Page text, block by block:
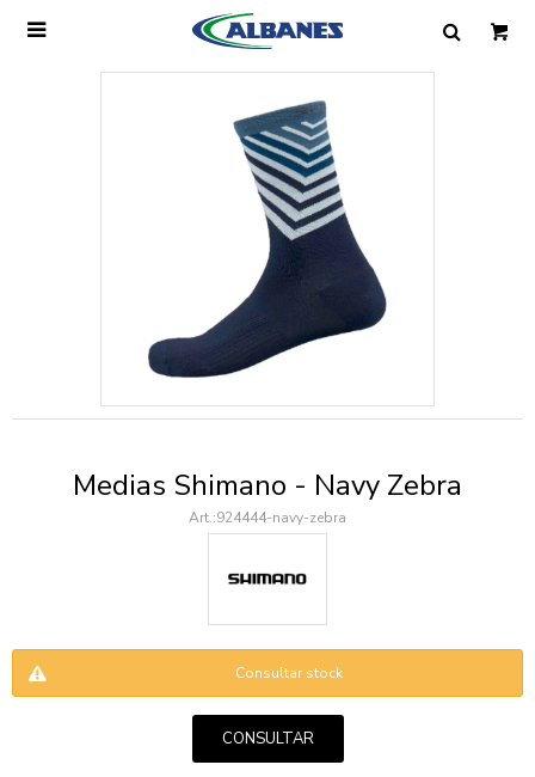

Medias Shimano - Navy Zebra
924444-navy-zebra
Consultar stock
CONSULTAR
Ingresa tus datos y te informaremos cuando
tengamos stock disponible.
Mensaje